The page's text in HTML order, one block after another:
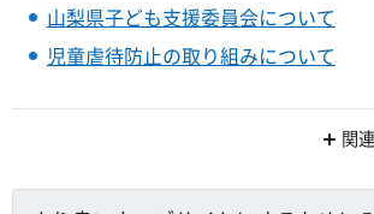
山梨県子ども支援委員会について
児童虐待防止の取り組みについて
関